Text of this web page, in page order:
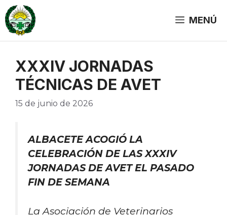
Saltar
al
contenido
MENÚ
XXXIV JORNADAS
TÉCNICAS DE AVET
15 de junio de 2026
ALBACETE ACOGIÓ LA
CELEBRACIÓN DE LAS XXXIV
JORNADAS DE AVET EL PASADO
FIN DE SEMANA
La Asociación de Veterinarios